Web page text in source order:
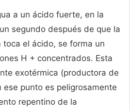
a un ácido fuerte, en la
segundo después de que la
el ácido, se forma un
H + concentrados. Esta
exotérmica (productora de
ese punto es peligrosamente
repentino de la